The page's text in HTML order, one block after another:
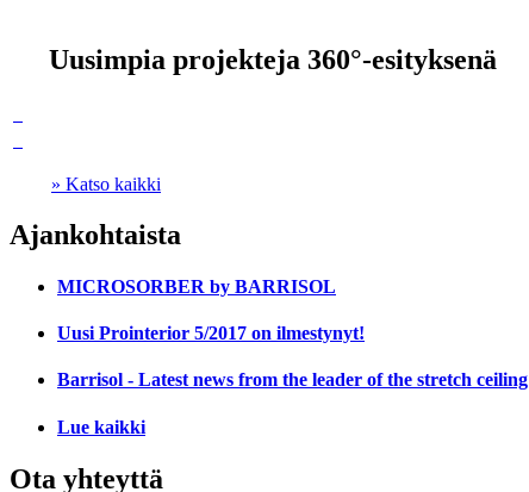
Uusimpia projekteja 360°-esityksenä
» Katso kaikki
Ajankohtaista
MICROSORBER by BARRISOL
Uusi Prointerior 5/2017 on ilmestynyt!
Barrisol - Latest news from the leader of the stretch ceiling
Lue kaikki
Ota yhteyttä